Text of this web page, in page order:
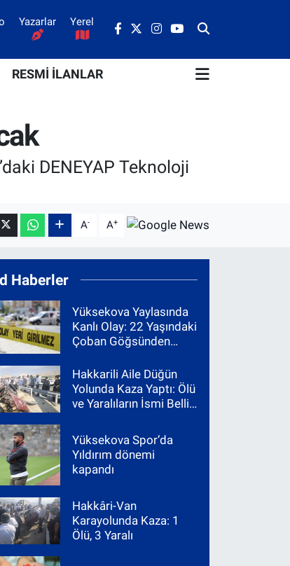
Yazarlar Yerel
RESMİ İLANLAR
DENEYAP Teknoloji
A- A+
Haberler
Yüksekova Yaylasında
Kanlı Olay: 22 Yaşındaki
Çoban Göğsünden
Hakkarili Aile Düğün
Yolunda Kaza Yaptı: Ölü
ve Yaralıların İsmi Belli
Yüksekova Spor’da
Yıldırım dönemi
kapandı
Hakkâri-Van
Karayolunda Kaza: 1
Ölü, 3 Yaralı